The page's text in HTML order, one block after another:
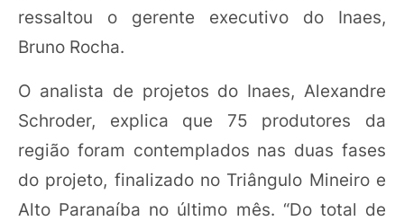
ressaltou o gerente executivo do Inaes,
Bruno Rocha.
O analista de projetos do Inaes, Alexandre
Schroder, explica que 75 produtores da
região foram contemplados nas duas fases
do projeto, finalizado no Triângulo Mineiro e
Alto Paranaíba no último mês. “Do total de